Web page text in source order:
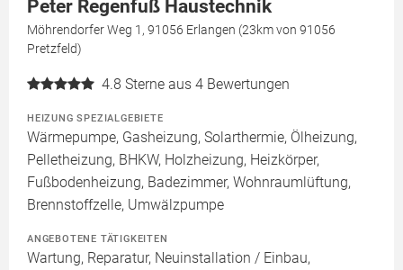
Peter Regenfuß Haustechnik
Möhrendorfer Weg 1, 91056 Erlangen (23km von 91056
Pretzfeld)
4.8 Sterne aus 4 Bewertungen
HEIZUNG SPEZIALGEBIETE
Wärmepumpe, Gasheizung, Solarthermie, Ölheizung,
Pelletheizung, BHKW, Holzheizung, Heizkörper,
Fußbodenheizung, Badezimmer, Wohnraumlüftung,
Brennstoffzelle, Umwälzpumpe
ANGEBOTENE TÄTIGKEITEN
Wartung, Reparatur, Neuinstallation / Einbau,